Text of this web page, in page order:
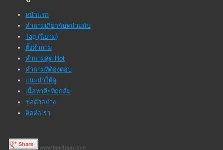
หน้าแรก
คำถามเกี่ยวกับหน่วยนับ
Tag (นิยาม)
ตั้งคำถาม
คำถามสุด Hot
คำถามที่ต้องตอบ
แนะนำให้ดู
เนื้อหาดีๆที่ถูกลืม
ขอตัวอย่าง
ติดต่อเรา
www.ban1gun.com